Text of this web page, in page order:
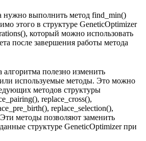
нужно выполнить метод find_min()
этого в структуре GeneticOptimizer
который можно использовать
после завершения работы метода
алгоритма полезно изменить
используемые методы. Это можно
методов структуры
replace_cross(),
replace_selection(),
методы позволяют заменить
структуре GeneticOptimizer при